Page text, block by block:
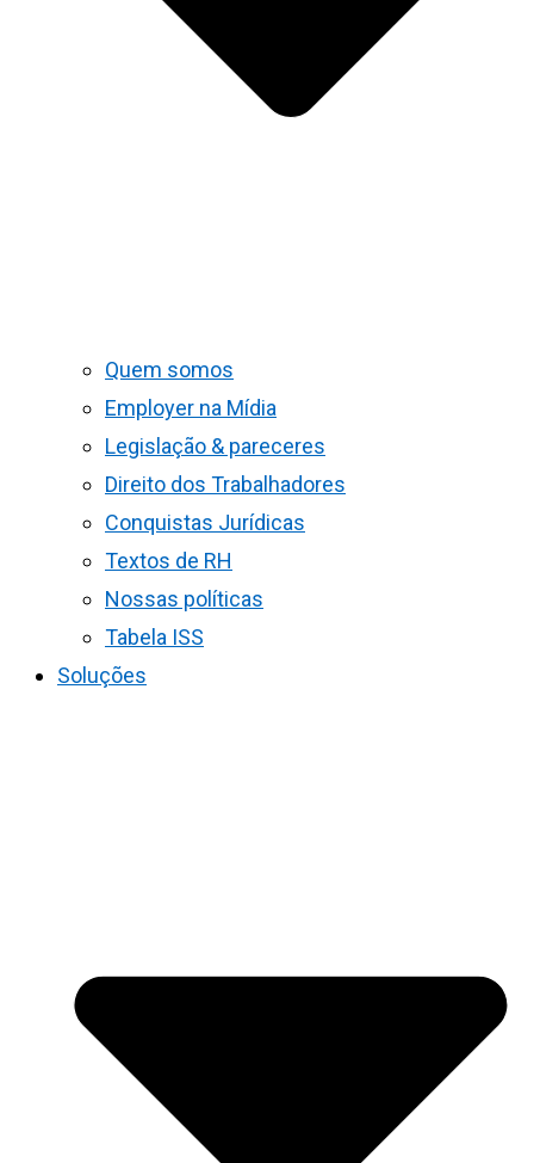
Quem somos
Employer na Mídia
Legislação & pareceres
Direito dos Trabalhadores
Conquistas Jurídicas
Textos de RH
Nossas políticas
Tabela ISS
Soluções